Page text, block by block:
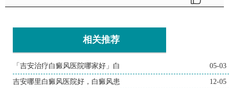
相关推荐
「吉安治疗白癜风医院哪家好」白 05-03
吉安哪里白癜风医院好，白癜风患 12-05